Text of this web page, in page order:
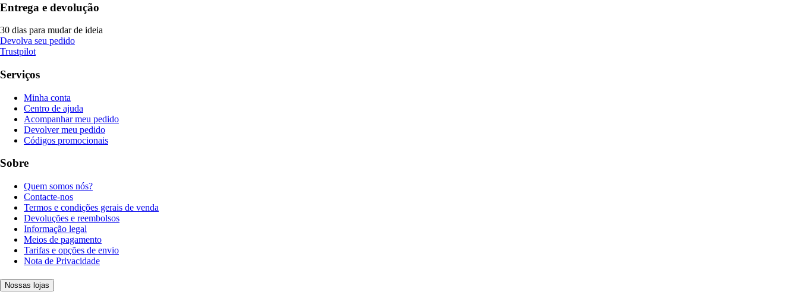
Entrega e devolução
30 dias para mudar de ideia
Devolva seu pedido
Trustpilot
Serviços
Minha conta
Centro de ajuda
Acompanhar meu pedido
Devolver meu pedido
Códigos promocionais
Sobre
Quem somos nós?
Contacte-nos
Termos e condições gerais de venda
Devoluções e reembolsos
Informação legal
Meios de pagamento
Tarifas e opções de envio
Nota de Privacidade
Nossas lojas